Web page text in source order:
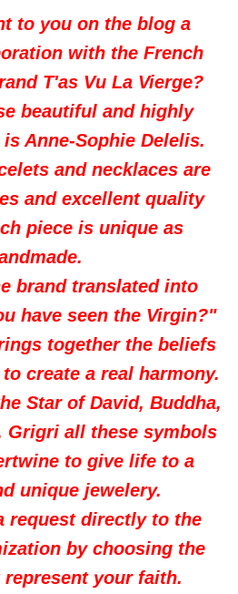
to you on the blog a
with the French
T'as Vu La Vierge?
beautiful and highly
is Anne-Sophie Delelis.
and necklaces are
and excellent quality
piece is unique as
brand translated into
have seen the Virgin?"
together the beliefs
to create a real harmony.
Star of David, Buddha,
Grigri all these symbols
to give life to a
unique jewelery.
request directly to the
by choosing the
represent your faith.